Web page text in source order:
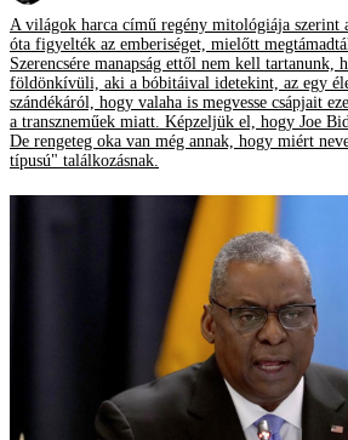
A világok harca című regény mitológiája
óta figyelték az emberiséget, mielőtt
Szerencsére manapság ettől nem kell tartanunk,
földönkívüli, aki a bóbitáival idetekint, az egy
szándékáról, hogy valaha is megvesse csápjait
a transzneműek miatt. Képzeljük el, hogy Joe
De rengeteg oka van még annak, hogy miért
típusú" találkozásnak.